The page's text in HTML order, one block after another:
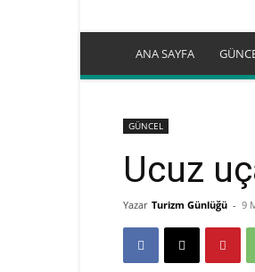
ANA SAYFA
GÜNCEL
Ucuz
Yazar Turizm Günlüğü - 9